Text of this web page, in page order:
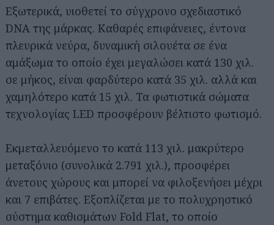
Εξωτερικά, υιοθετεί το σύγχρονο σχεδιαστικό
DNA της μάρκας. Καθαρές επιφάνειες, έντονα
πλευρικά νεύρα, δυναμική σιλουέτα σε ένα
αμάξωμα το οποίο έχει μεγαλώσει κατά 130 χιλ.
σε μήκος, είναι φαρδύτερο κατά 35 χιλ. αλλά και
χαμηλότερο κατά 15 χιλ. Τα φωτιστικά σώματα
τεχνολογίας LED προσφέρουν βέλτιστο φωτισμό.
Εκμεταλλευόμενο το κατά 113 χιλ. μακρύτερο
μεταξόνιο (συνολικά 2.791 χιλ.), προσφέρει
άνετους χώρους και μπορεί να φιλοξενήσει μέχρι
και 7 επιβάτες. Εξοπλίζεται με το πολυχρηστικό
σύστημα καθισμάτων Fold Flat, το οποίο